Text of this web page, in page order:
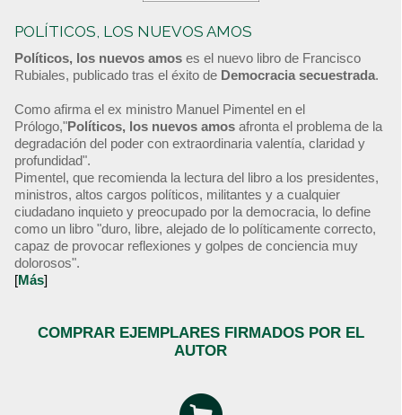
POLÍTICOS, LOS NUEVOS AMOS
Políticos, los nuevos amos es el nuevo libro de Francisco
Rubiales, publicado tras el éxito de Democracia secuestrada.
Como afirma el ex ministro Manuel Pimentel en el
Prólogo,"Políticos, los nuevos amos afronta el problema de la
degradación del poder con extraordinaria valentía, claridad y
profundidad".
Pimentel, que recomienda la lectura del libro a los presidentes,
ministros, altos cargos políticos, militantes y a cualquier
ciudadano inquieto y preocupado por la democracia, lo define
como un libro "duro, libre, alejado de lo políticamente correcto,
capaz de provocar reflexiones y golpes de conciencia muy
dolorosos".
[Más]
COMPRAR EJEMPLARES FIRMADOS POR EL
AUTOR